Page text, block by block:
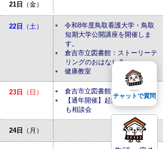
21日 （金）
22日 （土）
令和8年度鳥取看護大学・鳥取
短期大学公開講座を開催しま
す。
倉吉市立図書館：ストーリーテ
リングのおはなし会
健康教室
23日 （日）
倉吉市立図書館：おはなしかい
【通年開催】起業・経営なんで
も相談会
24日 （月）
チャットで質問